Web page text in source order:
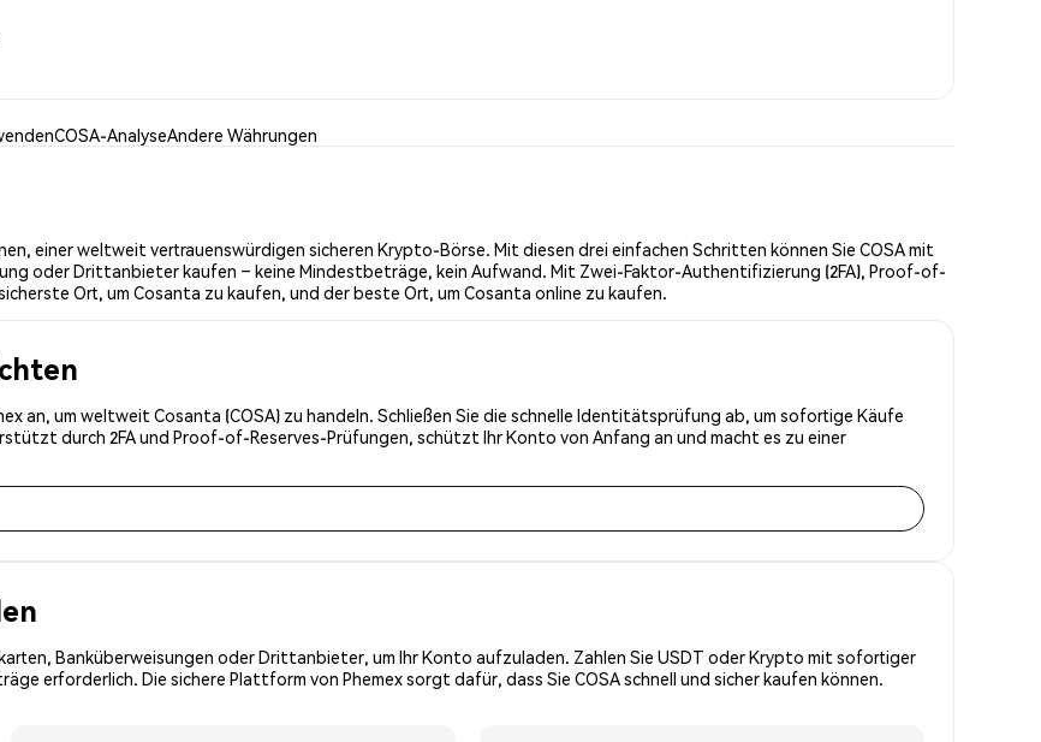
COSA-AnalyseAndere Währungen
einer weltweit vertrauenswürdigen sicheren Krypto-Börse. Mit diesen drei einfachen Schritten können Sie COSA mit
oder Drittanbieter kaufen – keine Mindestbeträge, kein Aufwand. Mit Zwei-Faktor-Authentifizierung (2FA), Proof-of-
Ort, um Cosanta zu kaufen, und der beste Ort, um Cosanta online zu kaufen.
an, um weltweit Cosanta (COSA) zu handeln. Schließen Sie die schnelle Identitätsprüfung ab, um sofortige Käufe
durch 2FA und Proof-of-Reserves-Prüfungen, schützt Ihr Konto von Anfang an und macht es zu einer
Banküberweisungen oder Drittanbieter, um Ihr Konto aufzuladen. Zahlen Sie USDT oder Krypto mit sofortiger
erforderlich. Die sichere Plattform von Phemex sorgt dafür, dass Sie COSA schnell und sicher kaufen können.